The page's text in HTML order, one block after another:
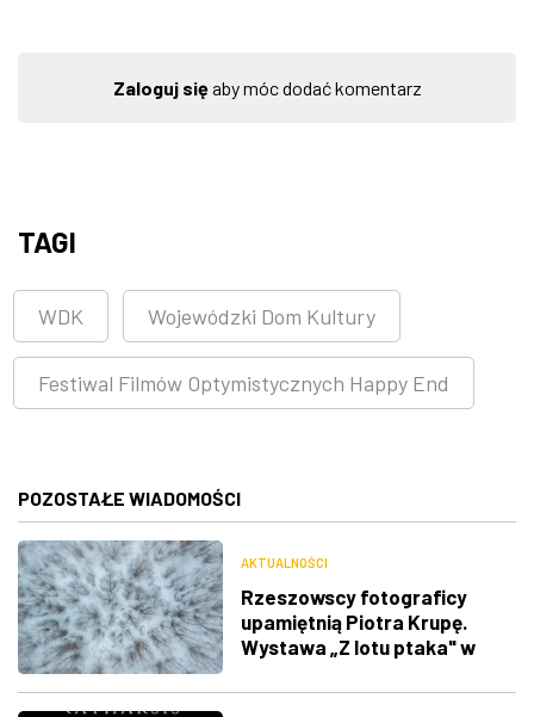
Zaloguj sięaby móc dodać komentarz
TAGI
WDK Wojewódzki Dom Kultury
Festiwal Filmów Optymistycznych Happy End
POZOSTAŁE WIADOMOŚCI
AKTUALNOŚCI
Rzeszowscy fotograficy
upamiętnią Piotra Krupę.
Wystawa „Z lotu ptaka" w